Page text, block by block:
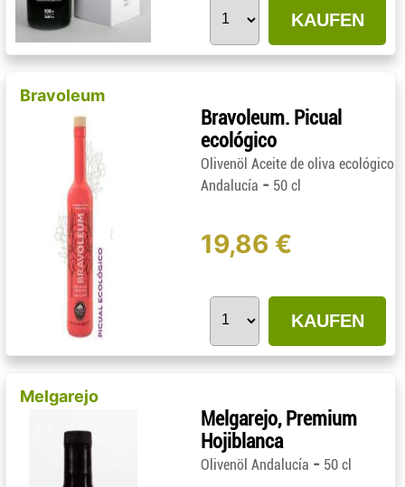
KAUFEN
Bravoleum
Bravoleum. Picual
ecológico
Olivenöl Aceite de oliva ecológico
Andalucía - 50 cl
19,86 €
KAUFEN
Melgarejo
Melgarejo, Premium
Hojiblanca
Olivenöl Andalucía - 50 cl